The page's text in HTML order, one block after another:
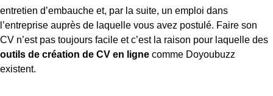
entretien d’embauche et, par la suite, un emploi dans
l’entreprise auprès de laquelle vous avez postulé. Faire son
CV n’est pas toujours facile et c’est la raison pour laquelle des
outils de création de CV en ligne comme Doyoubuzz
existent.